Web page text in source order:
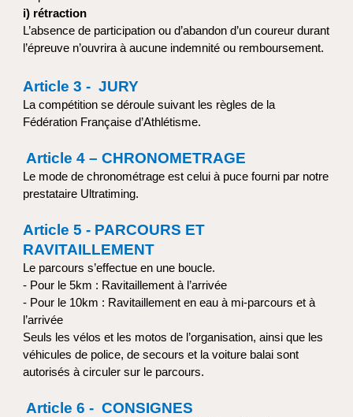
i) rétraction
L’absence de participation ou d’abandon d’un coureur durant
l’épreuve n’ouvrira à aucune indemnité ou remboursement.
Article 3 - JURY
La compétition se déroule suivant les règles de la
Fédération Française d’Athlétisme.
Article 4 – CHRONOMETRAGE
Le mode de chronométrage est celui à puce fourni par notre
prestataire Ultratiming.
Article 5 - PARCOURS ET
RAVITAILLEMENT
Le parcours s’effectue en une boucle.
- Pour le 5km : Ravitaillement à l’arrivée
- Pour le 10km : Ravitaillement en eau à mi-parcours et à
l’arrivée
Seuls les vélos et les motos de l’organisation, ainsi que les
véhicules de police, de secours et la voiture balai sont
autorisés à circuler sur le parcours.
Article 6 - CONSIGNES